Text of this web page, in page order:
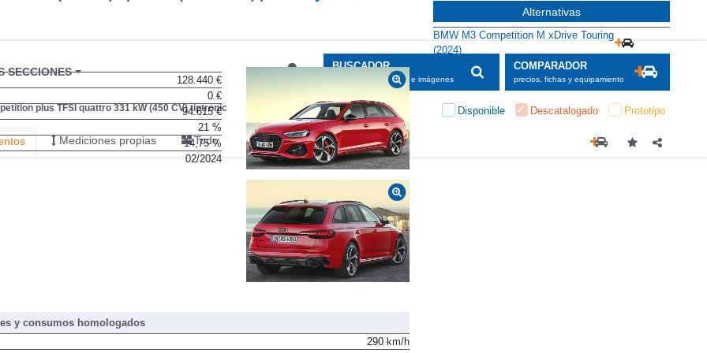
SECCIONES BUSCADOR
informaciones, fichas e imágenes
COMPARADOR
precios, fichas y equipamiento
plus TFSI quattro 331 kW (450 CV) tiptronic Disponible Descatalogado Prototipo
Mediciones propias Todo
128.440 €
0 €
94.615 €
21 %
14,75 %
02/2024
y consumos homologados
290 km/h
Alternativas
BMW M3 Competition M xDrive Touring
(2024)